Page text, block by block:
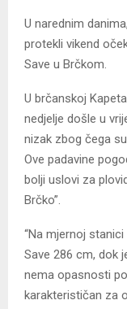
U narednim
protekli vikend
Save u Brčkom.
U brčanskoj
nedjelje došle u
nizak zbog čega
Ove padavine
bolji uslovi za
Brčko”.
“Na mjernoj
Save 286 cm, dok
nema opasnosti
karakterističan za